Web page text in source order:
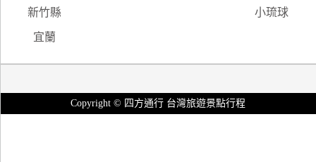
新竹縣 小琉球
宜蘭
Copyright © 四方通行 台灣旅遊景點行程